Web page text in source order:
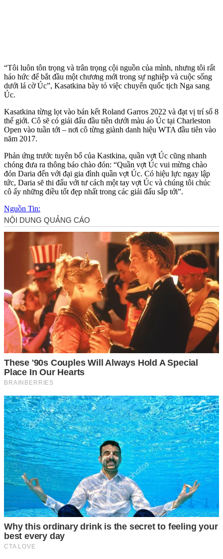
“Tôi luôn tôn trọng và trân trọng cội nguồn của mình, nhưng tôi rất
háo hức để bắt đầu một chương mới trong sự nghiệp và cuộc sống
dưới lá cờ Úc”, Kasatkina bày tỏ việc chuyển quốc tịch Nga sang
Úc.
Kasatkina từng lọt vào bán kết Roland Garros 2022 và đạt vị trí số 8
thế giới. Cô sẽ có giải đấu đầu tiên dưới màu áo Úc tại Charleston
Open vào tuần tới – nơi cô từng giành danh hiệu WTA đầu tiên vào
năm 2017.
Phản ứng trước tuyên bố của Kastkina, quần vợt Úc cũng nhanh
chóng đưa ra thông báo chào đón: “Quần vợt Úc vui mừng chào
đón Daria đến với đại gia đình quần vợt Úc. Có hiệu lực ngay lập
tức, Daria sẽ thi đấu với tư cách một tay vợt Úc và chúng tôi chúc
cô ấy những điều tốt đẹp nhất trong các giải đấu sắp tới”.
Nguồn Tin: